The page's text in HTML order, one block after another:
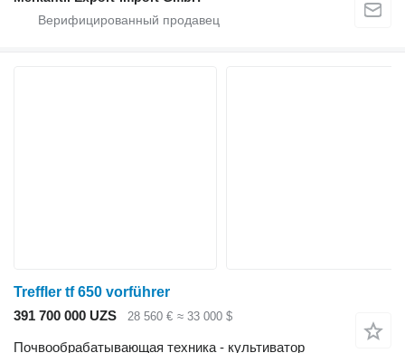
Treffler tf 650 vorführer
391 700 000 UZS
28 560 € ≈ 33 000 $
Почвообрабатывающая техника - культиватор